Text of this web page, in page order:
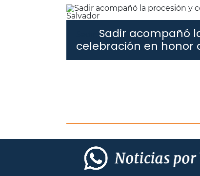
Sadir acompañó
celebración en honor